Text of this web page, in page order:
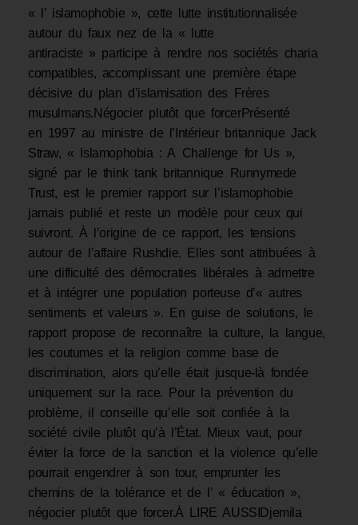
« l’ islamophobie », cette lutte institutionnalisée
autour du faux nez de la « lutte
antiraciste » participe à rendre nos sociétés charia
compatibles, accomplissant une première étape
décisive du plan d’islamisation des Frères
musulmans.Négocier plutôt que forcerPrésenté
en 1997 au ministre de l’Intérieur britannique Jack
Straw, « Islamophobia : A Challenge for Us »,
signé par le think tank britannique Runnymede
Trust, est le premier rapport sur l’islamophobie
jamais publié et reste un modèle pour ceux qui
suivront. À l’origine de ce rapport, les tensions
autour de l’affaire Rushdie. Elles sont attribuées à
une difficulté des démocraties libérales à admettre
et à intégrer une population porteuse d’« autres
sentiments et valeurs ». En guise de solutions, le
rapport propose de reconnaître la culture, la langue,
les coutumes et la religion comme base de
discrimination, alors qu’elle était jusque-là fondée
uniquement sur la race. Pour la prévention du
problème, il conseille qu’elle soit confiée à la
société civile plutôt qu’à l’État. Mieux vaut, pour
éviter la force de la sanction et la violence qu’elle
pourrait engendrer à son tour, emprunter les
chemins de la tolérance et de l’ « éducation »,
négocier plutôt que forcer.À LIRE AUSSIDjemila